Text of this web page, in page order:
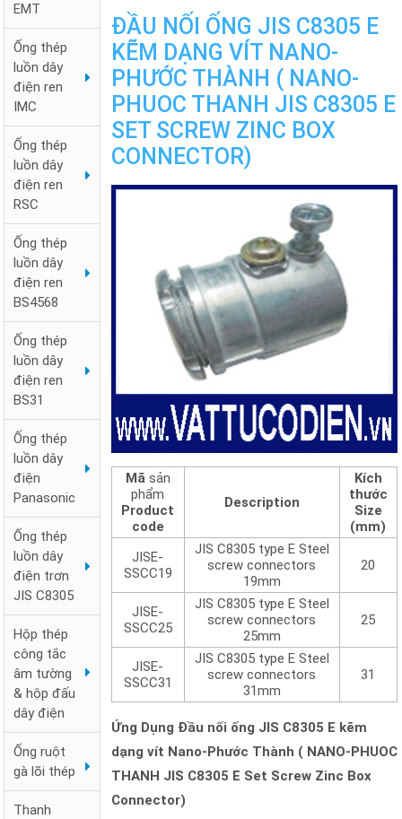
ĐẦU NỐI ỐNG JIS C8305 E
KẼM DẠNG VÍT NANO-
PHƯỚC THÀNH ( NANO-
PHUOC THANH JIS C8305 E
SET SCREW ZINC BOX
CONNECTOR)
Mã sản
phẩm
Product
code
Description
Kích
thước
Size
(mm)
JISE-
SSCC19
JIS C8305 type E Steel
screw connectors
19mm
20
JISE-
SSCC25
JIS C8305 type E Steel
screw connectors
25mm
25
JISE-
SSCC31
JIS C8305 type E Steel
screw connectors
31mm
31
Ứng Dụng Đầu nối ống JIS C8305 E kẽm
dạng vít Nano-Phước Thành ( NANO-PHUOC
THANH JIS C8305 E Set Screw Zinc Box
Connector)
EMT
Ống thép
luồn dây
điện ren
IMC
Ống thép
luồn dây
điện ren
RSC
Ống thép
luồn dây
điện ren
BS4568
Ống thép
luồn dây
điện ren
BS31
Ống thép
luồn dây
điện
Panasonic
Ống thép
luồn dây
điện trơn
JIS C8305
Hộp thép
công tắc
âm tường
& hộp đấu
dây điện
Ống ruột
gà lõi thép
Thanh